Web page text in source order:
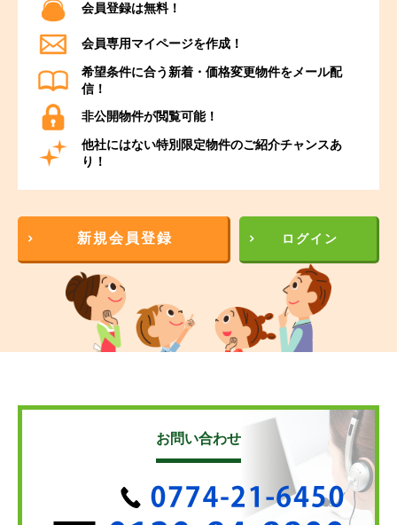
会員登録は無料！
会員専用マイページを作成！
希望条件に合う新着・価格変更物件をメール配
信！
非公開物件が閲覧可能！
他社にはない特別限定物件のご紹介チャンスあ
り！
新規会員登録 ログイン
お問い合わせ